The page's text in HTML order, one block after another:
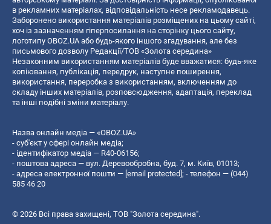
в рекламних матеріалах, відповідальність несе рекламодавець.
Заборонено використання матеріалів розміщених на цьому сайті,
хоч із зазначенням гіперпосилання на сторінку цього сайту,
логотипу OBOZ.UA або будь-якого іншого згадування, але без
письмового дозволу Редакції/ТОВ «Золота середина»
Незаконним використанням матеріалів буде вважатися: будь-яке
копiювання, публiкацiя, передрук, наступне поширення,
використання, переробка з використанням, включенням до
складу інших матеріалів, розповсюдження, адаптація, переклад
та інші подібні зміни матеріалу.
Назва онлайн медіа — «OBOZ.UA»
- суб'єкт у сфері онлайн медіа;
- ідентифікатор медіа — R40-06156;
- поштова адреса — вул. Деревообробна, буд. 7, м. Київ, 01013;
- адреса електронної пошти — [email protected]; - телефон — (044)
585 46 20
© 2026 Всі права захищені, ТОВ "Золота середина".